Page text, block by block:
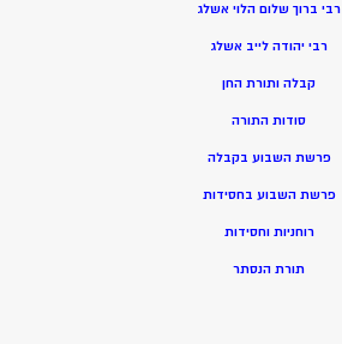
רבי ברוך שלום הלוי אשלג
רבי יהודה לייב אשלג
קבלה ותורת החן
סודות התורה
פרשת השבוע בקבלה
פרשת השבוע בחסידות
רוחניות וחסידות
תורת הנסתר